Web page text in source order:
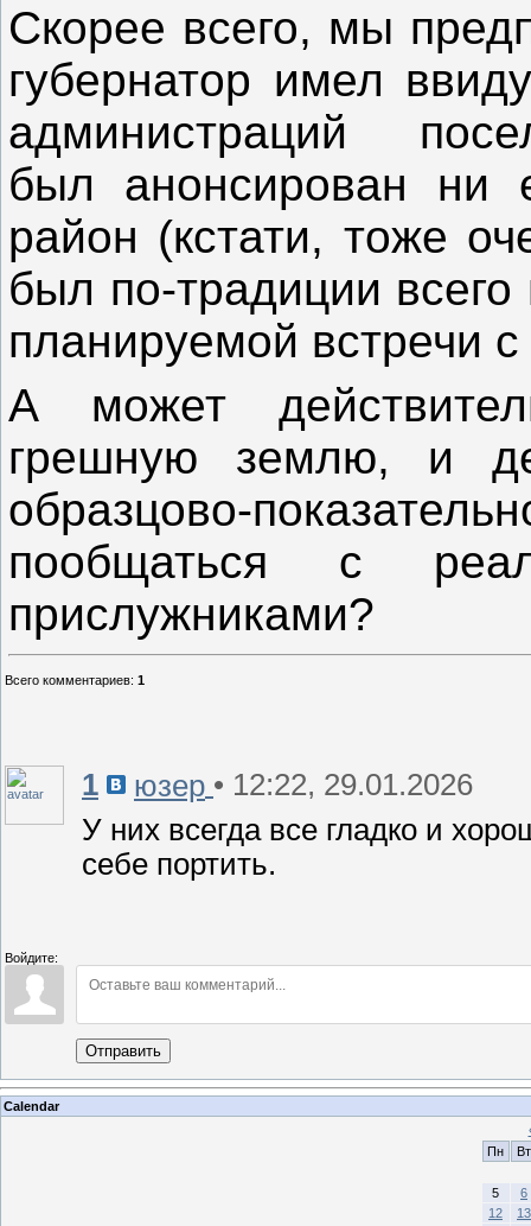
Скорее всего, мы
губернатор имел
администраций
был анонсирован ни
район (кстати, тоже
был по-традиции
планируемой встречи
А может
грешную землю, и
образцово-
пообщаться с
прислужниками?
Всего комментариев: 1
1 юзер • 12:22, 29.01.2026
У них всегда все гладко и
себе портить.
Войдите:
Отправить
Calendar
Пн
Вт
5
6
12
13